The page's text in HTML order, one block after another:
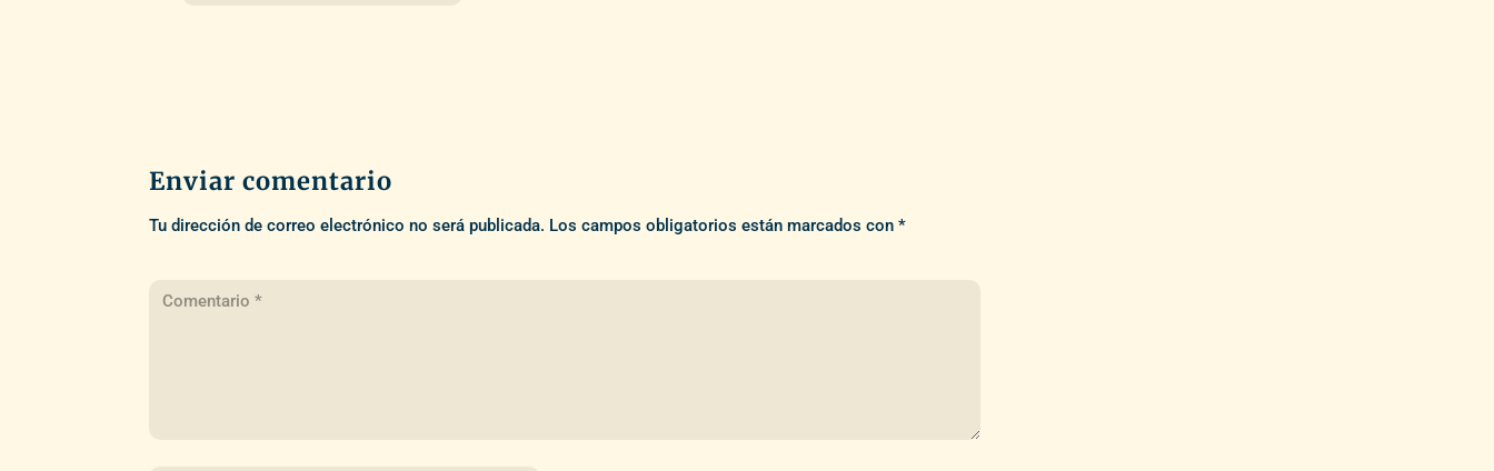
Enviar comentario
Tu dirección de correo electrónico no será publicada. Los campos obligatorios están marcados con*